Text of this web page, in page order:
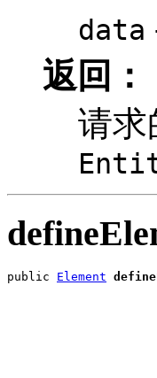
data
返回：
请求
public Element